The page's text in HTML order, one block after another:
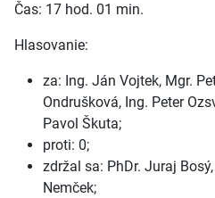
Čas: 17 hod. 01 min.
Hlasovanie:
za: Ing. Ján Vojtek, Mgr.
Ondrušková, Ing. Peter
Pavol Škuta;
proti: 0;
zdržal sa: PhDr. Juraj
Nemček;